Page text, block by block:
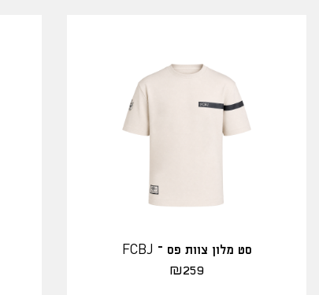
סט מלון צוות פס – FCBJ
₪259